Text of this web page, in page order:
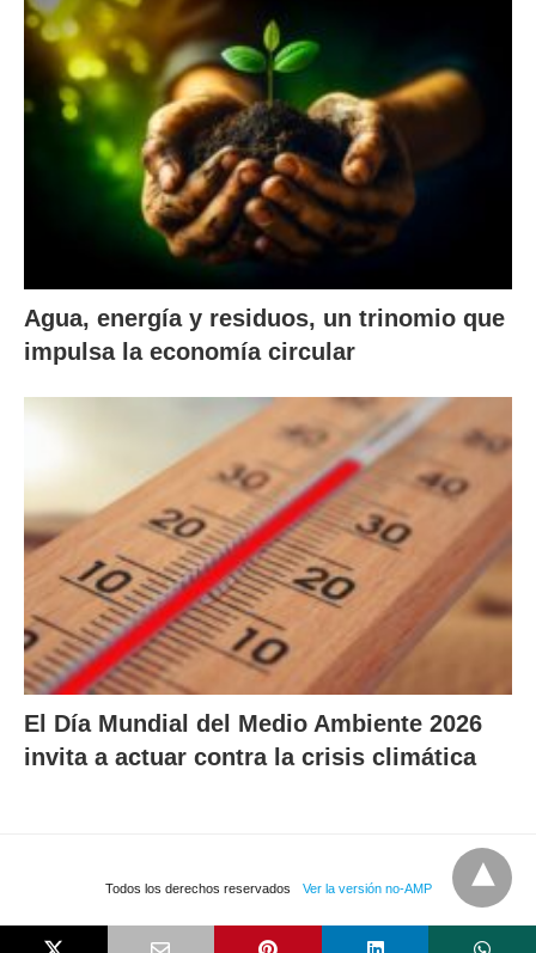
Agua, energía y residuos, un trinomio que
impulsa la economía circular
El Día Mundial del Medio Ambiente 2026
invita a actuar contra la crisis climática
Todos los derechos reservados Ver la versión no-AMP